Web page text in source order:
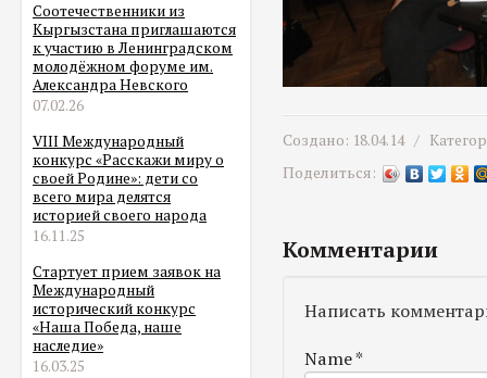
Соотечественники из
Кыргызстана приглашаются
к участию в Ленинградском
молодёжном форуме им.
Александра Невского
07.02.26
VIII Международный
конкурс «Расскажи миру о
своей Родине»: дети со
всего мира делятся
историей своего народа
16.11.25
Стартует прием заявок на
Международный
исторический конкурс
«Наша Победа, наше
наследие»
16.03.25
Создано: 18.04.14 /
Поделиться:
Комментарии
Написать
Name*